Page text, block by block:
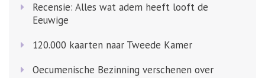
Recensie: Alles wat adem heeft looft de
Eeuwige
120.000 kaarten naar Tweede Kamer
Oecumenische Bezinning verschenen over